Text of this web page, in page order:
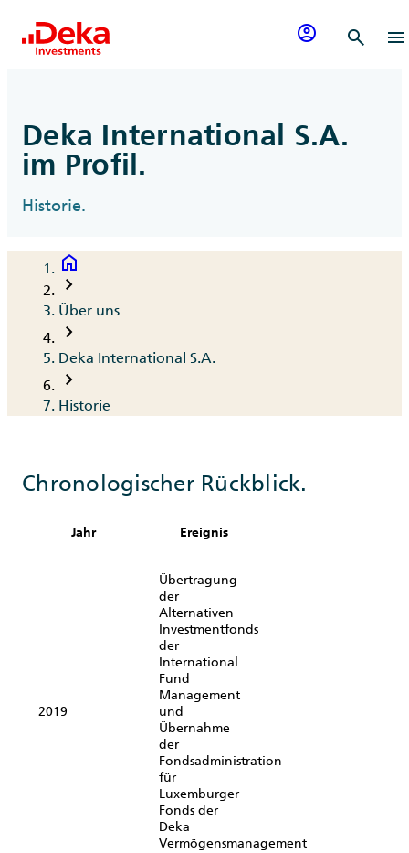
account_circle search menu
Deka International S.A.
im Profil.
Historie.
Breadcrumb
home
chevron_right
Über uns
chevron_right
Deka International S.A.
chevron_right
Historie
Chronologischer Rückblick.
Jahr Ereignis
2019
Übertragung
der
Alternativen
Investmentfonds
der
International
Fund
Management
und
Übernahme
der
Fondsadministration
für
Luxemburger
Fonds der
Deka
Vermögensmanagement